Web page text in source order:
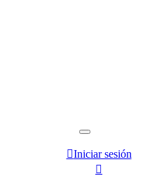
Iniciar sesión
